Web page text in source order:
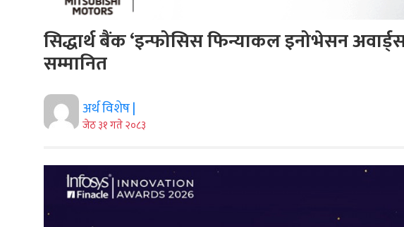
सिद्धार्थ बैंक ‘इन्फोसिस फिन्याकल इनोभेसन
सम्मानित
अर्थ विशेष |
जेठ ३१ गते २०८३